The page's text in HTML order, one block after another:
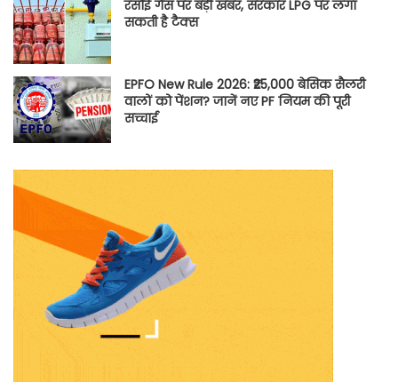
रसोई गैस पर बड़ी खबर, सरकार LPG पर लगा
सकती है टैक्स
EPFO New Rule 2026: ₹25,000 बेसिक सैलरी
वालों को पेंशन? जानें नए PF नियम की पूरी
सच्चाई